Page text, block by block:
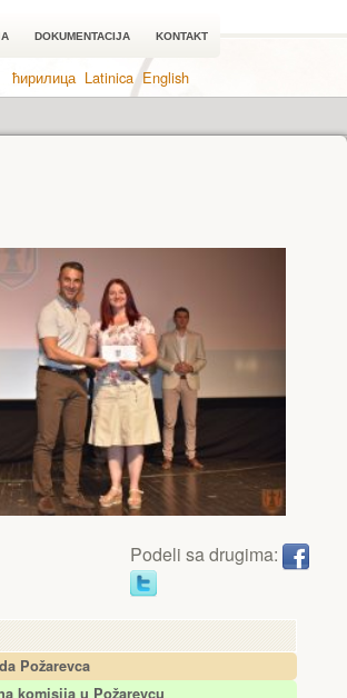
DOKUMENTACIJA KONTAKT
ћирилица Latinica English
Požarevca
komisija u Požarevcu
Podeli sa drugima: